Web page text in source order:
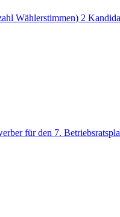
Wählerstimmen) 2
für den 7.